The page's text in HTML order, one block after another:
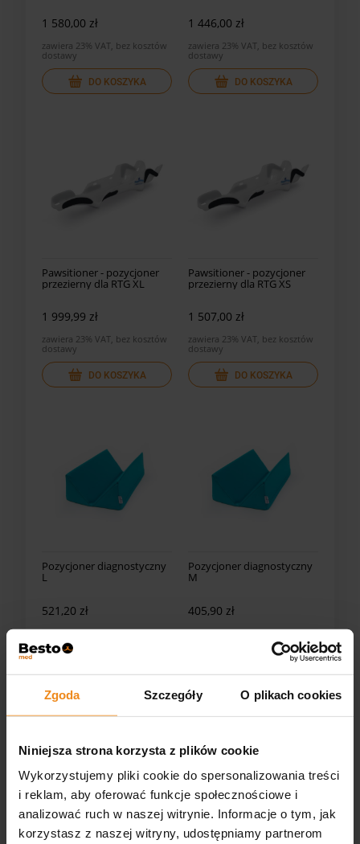
Zgoda Szczegóły O plikach cookies
Niniejsza strona korzysta z plików cookie
Wykorzystujemy pliki cookie do spersonalizowania treści
i reklam, aby oferować funkcje społecznościowe i
analizować ruch w naszej witrynie. Informacje o tym, jak
korzystasz z naszej witryny, udostępniamy partnerom
1 580,00 zł
zawiera 23% VAT, bez kosztów
dostawy
DO KOSZYKA
1 446,00 zł
zawiera 23% VAT, bez kosztów
dostawy
DO KOSZYKA
Pawsitioner - pozycjoner
przezierny dla RTG XL
1 999,99 zł
zawiera 23% VAT, bez kosztów
dostawy
DO KOSZYKA
Pawsitioner - pozycjoner
przezierny dla RTG XS
1 507,00 zł
zawiera 23% VAT, bez kosztów
dostawy
DO KOSZYKA
Pozycjoner diagnostyczny
L
521,20 zł
zawiera 23% VAT, bez kosztów
dostawy
Pozycjoner diagnostyczny
M
405,90 zł
zawiera 23% VAT, bez kosztów